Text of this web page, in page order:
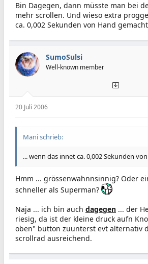
Bin Dagegen, dann müsste man bei
mehr scrollen. Und wieso extra
ca. 0,002 Sekunden von Hand
SumoSulsi
Well-known member
20 Juli 2006
Mani schrieb:
... wenn das innet ca. 0,002 Sekunden
Hmm ... grössenwahnnsinnig? Oder
schneller als Superman?
Naja ... ich bin auch dagegen ... der
riesig, da ist der kleine druck aufn
oben" button zuunterst evt alternativ
scrollrad ausreichend.